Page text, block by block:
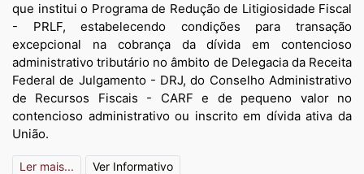
que institui o Programa de Redução de Litigiosidade Fiscal
- PRLF, estabelecendo condições para transação
excepcional na cobrança da dívida em contencioso
administrativo tributário no âmbito de Delegacia da Receita
Federal de Julgamento - DRJ, do Conselho Administrativo
de Recursos Fiscais - CARF e de pequeno valor no
contencioso administrativo ou inscrito em dívida ativa da
União.
Ler mais... Ver Informativo